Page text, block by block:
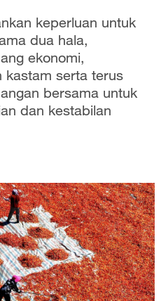
keperluan untuk
dua hala,
ekonomi,
kastam serta terus
bersama untuk
dan kestabilan